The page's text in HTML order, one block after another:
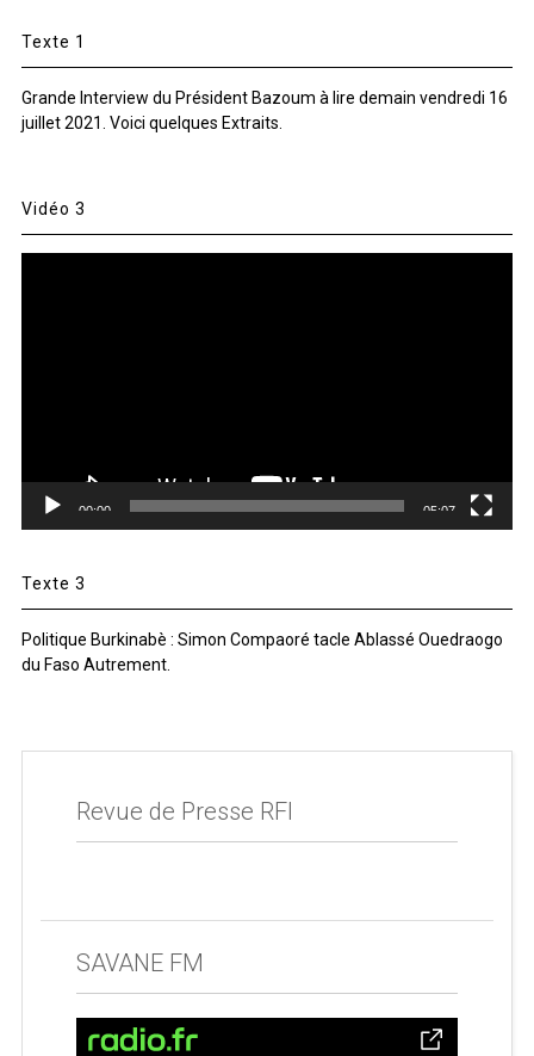
Texte 1
Grande Interview du Président Bazoum à lire demain vendredi 16
juillet 2021. Voici quelques Extraits.
Vidéo 3
00:00 05:07
Texte 3
Politique Burkinabè : Simon Compaoré tacle Ablassé Ouedraogo
du Faso Autrement.
Revue de Presse RFI
SAVANE FM